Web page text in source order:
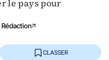
le pays pour
CLASSER